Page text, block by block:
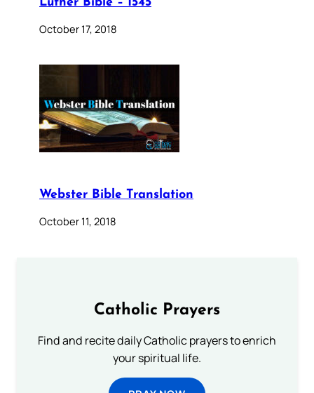
Luther Bible – 1545
October 17, 2018
Webster Bible Translation
October 11, 2018
Catholic Prayers
Find and recite daily Catholic prayers to enrich
your spiritual life.